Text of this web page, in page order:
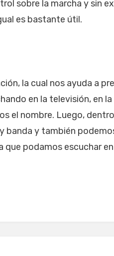
sobre la marcha y sin
es bastante útil.
la cual nos ayuda a
en la televisión, en la
el nombre. Luego,
banda y también
podamos escuchar